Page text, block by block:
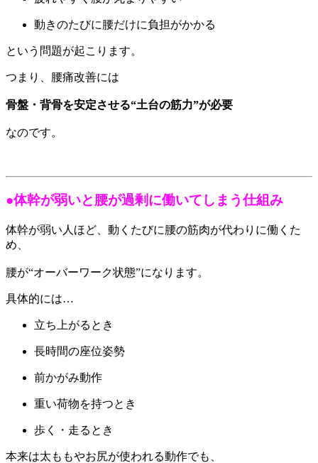
動きのたびに腰だけに負担がかかる
という問題が起こります。
つまり、腰痛改善には
骨盤・背骨を安定させる“土台の筋力”が必要
なのです。
●体幹が弱いと腰が過剰に働いてしまう仕組み
体幹が弱い人ほど、動くたびに腰の筋肉が代わりに働くた
め、
腰が“オーバーワーク状態”になります。
具体的には…
立ち上がるとき
長時間の座位姿勢
前かがみ動作
重い荷物を持つとき
歩く・走るとき
本来は太ももやお尻が使われる動作でも、